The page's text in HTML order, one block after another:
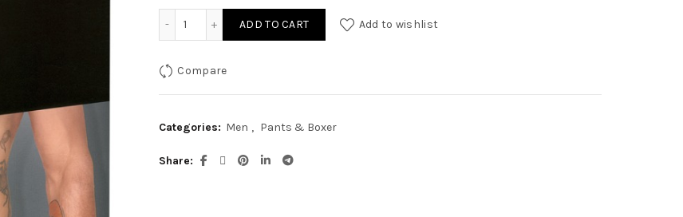
ADD TO CART Add to wishlist
Compare
Categories: Men , Pants & Boxer
Share